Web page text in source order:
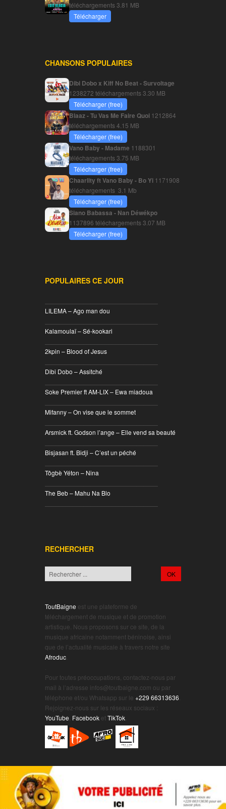
téléchargements3.81 MB
Télécharger
CHANSONS POPULAIRES
Dibi Dobo x Kiff No Beat - Survoltage
1238272 téléchargements3.30 MB
Télécharger (free)
Blaaz - Tu Vas Me Faire Quoi 1212864
téléchargements4.15 MB
Télécharger (free)
Vano Baby - Madame 1188301
téléchargements3.75 MB
Télécharger (free)
Chaarlity ft Vano Baby - Bo Yi 1171908
téléchargements 3.1 Mb
Télécharger (free)
Siano Babassa - Nan Déwékpo
1137896 téléchargements3.07 MB
Télécharger (free)
POPULAIRES CE JOUR
LILEMA – Ago man dou
Kalamoulaï – Sé-kookari
2kpin – Blood of Jesus
Dibi Dobo – Assitché
Soke Premier ft AM-LIX – Ewa miadoua
Mifanny – On vise que le sommet
Arsmick ft. Godson l’ange – Elle vend sa beauté
Bisjasan ft. Bidji – C’est un péché
Tôgbè Yéton – Nina
The Beb – Mahu Na Blo
RECHERCHER
ToutBaigne est une plateforme de
téléchargement de musique et de promotion
artistique. Nous proposons sur ce site, de la
musique africaine notamment béninoise, ainsi
que de l’actualité musicale à travers notre site
Afroduc
Pour toutes préoccupations, contactez-nous par
mail à l’adresse infos@toutbaigne.com ou par
téléphone et/ou Whatsapp sur le +229 66313636
Rejoignez-nous sur les réseaux sociaux :
YouTube Facebook etTikTok